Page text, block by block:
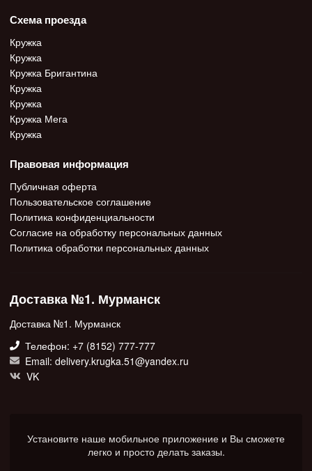
Схема проезда
Кружка
Кружка
Кружка Бригантина
Кружка
Кружка
Кружка Мега
Кружка
Правовая информация
Публичная оферта
Пользовательское соглашение
Политика конфиденциальности
Согласие на обработку персональных данных
Политика обработки персональных данных
Доставка №1. Мурманск
Доставка №1. Мурманск
Телефон: +7 (8152) 777-777
Email: delivery.krugka.51@yandex.ru
VK
Установите наше мобильное приложение и Вы сможете
легко и просто делать заказы.